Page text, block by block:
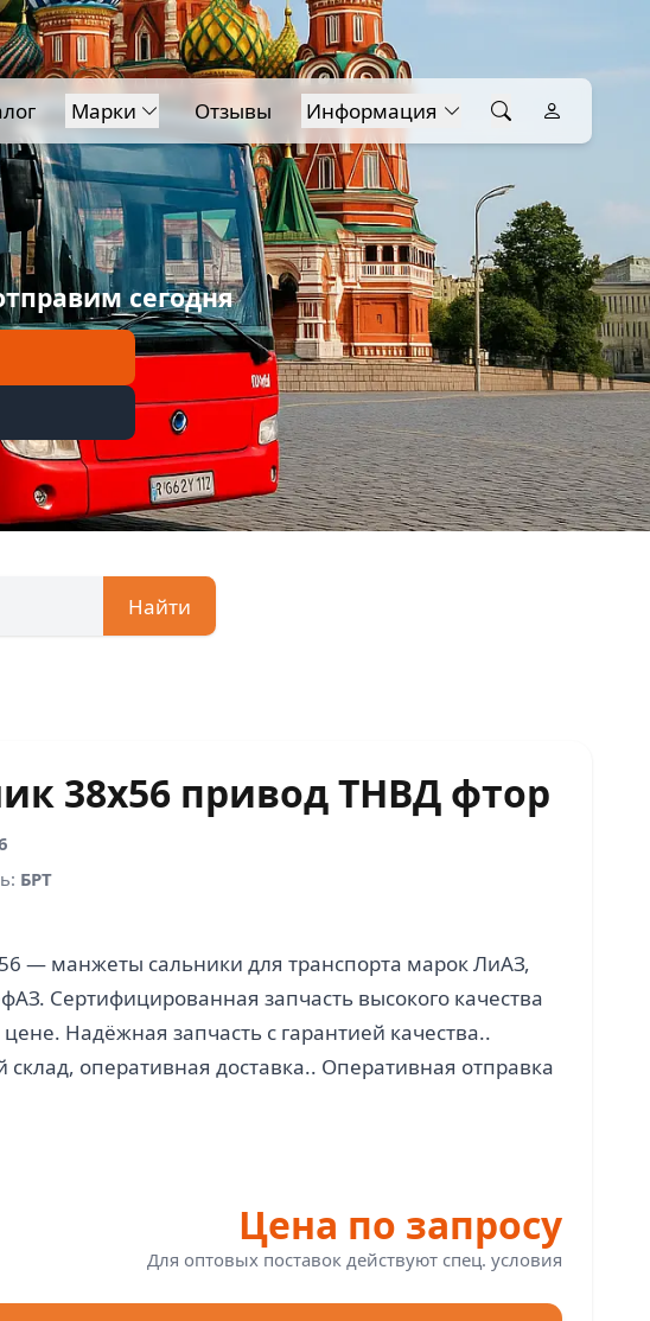
Марки Отзывы Информация
сегодня
Найти
38х56 привод ТНВД фтор
БРТ
— манжеты сальники для транспорта марок ЛиАЗ,
Сертифицированная запчасть высокого качества
Надёжная запчасть с гарантией качества..
склад, оперативная доставка.. Оперативная отправка
Цена по запросу
Для оптовых поставок действуют спец. условия